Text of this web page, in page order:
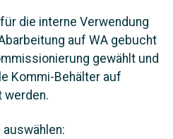
die interne Verwendung
auf WA gebucht
gewählt und
Kommi-Behälter auf
werden.